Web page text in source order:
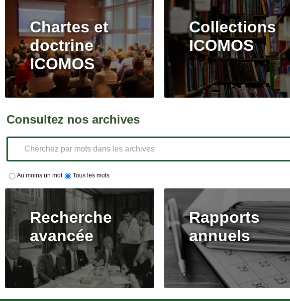
Chartes et
doctrine
ICOMOS
Collections
ICOMOS
Consultez nos archives
Au moins un mot Tous les mots
Recherche
avancée
Rapports
annuels